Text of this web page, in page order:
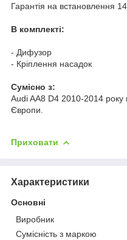
Гарантія на встановлення 14
В комплекті:
- Дифузор
- Кріплення насадок
Cумісно з:
Audi AA8 D4 2010-2014
Європи.
Приховати
Характеристики
Основні
Виробник
Сумісність з маркою